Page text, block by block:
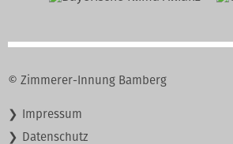
© Zimmerer-Innung Bamberg
Navigation
Impressum
Datenschutz